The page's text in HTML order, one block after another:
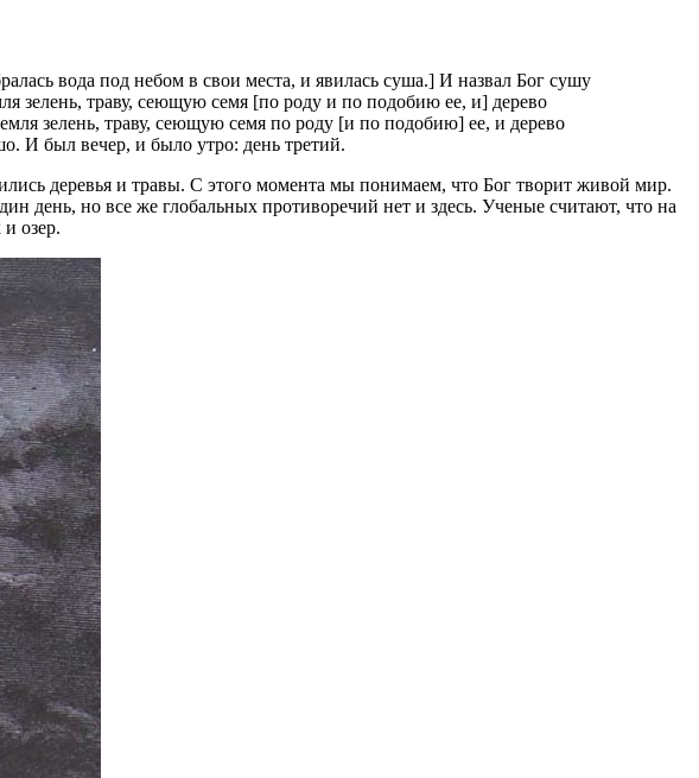
вода под небом в свои места, и явилась суша.] И назвал Бог сушу
зелень, траву, сеющую семя [по роду и по подобию ее, и] дерево
зелень, траву, сеющую семя по роду [и по подобию] ее, и дерево
И был вечер, и было утро: день третий.
деревья и травы. С этого момента мы понимаем, что Бог творит живой мир.
день, но все же глобальных противоречий нет и здесь. Ученые считают, что на
озер.